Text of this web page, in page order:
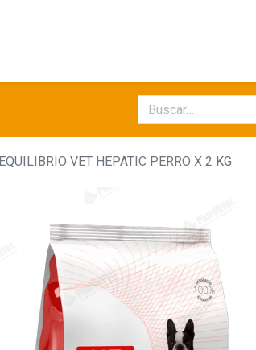
EQUILIBRIO VET HEPATIC PERRO X 2 KG